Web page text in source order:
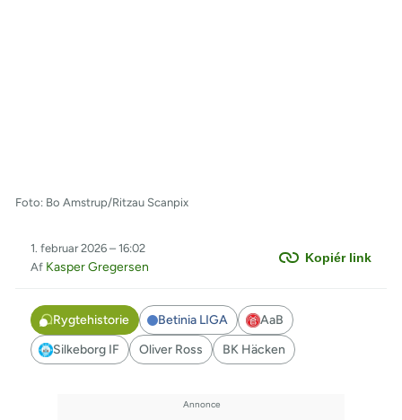
Foto: Bo Amstrup/Ritzau Scanpix
Kopiér link
1. februar 2026 – 16:02
Af Kasper Gregersen
Rygtehistorie Betinia LIGA
AaB
Silkeborg IF
Oliver Ross BK Häcken